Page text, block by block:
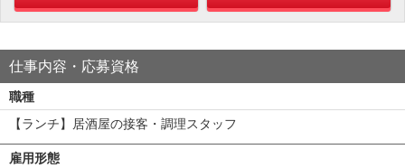
仕事内容・応募資格
職種
【ランチ】居酒屋の接客・調理スタッフ
雇用形態